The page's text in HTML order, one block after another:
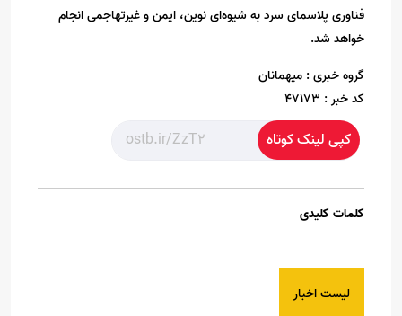
فناوری پلاسمای سرد به شیوه‌ای نوین، ایمن و غیرتهاجمی انجام
خواهد شد.
گروه خبری : میهمانان
کد خبر : 47173
کپی لینک کوتاه
کلمات کلیدی
لیست اخبار